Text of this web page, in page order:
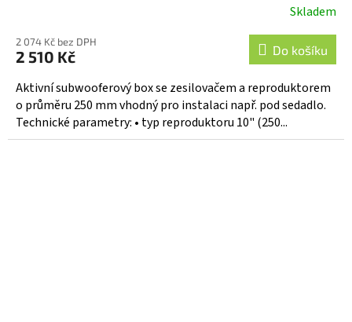
Skladem
2 074 Kč bez DPH
2 510 Kč Do košíku
Aktivní subwooferový box se zesilovačem a reproduktorem
o průměru 250 mm vhodný pro instalaci např. pod sedadlo.
Technické parametry: • typ reproduktoru 10" (250...